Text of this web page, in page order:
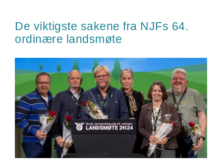
De viktigste sakene fra NJFs 64.
ordinære landsmøte